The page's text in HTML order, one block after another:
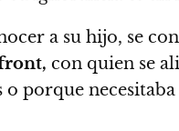
a su hijo, se
con quien se
o porque